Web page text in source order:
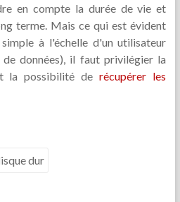
en compte la durée de vie et
terme. Mais ce qui est évident
à l'échelle d'un utilisateur
de données), il faut privilégier la
la possibilité derécupérer les
dur